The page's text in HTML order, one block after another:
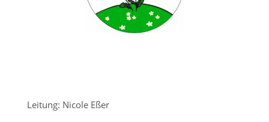
Leitung: Nicole Eßer